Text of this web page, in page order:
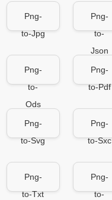
Png-
to-Jpg
Png-
to-
Json
Png-
to-
Ods
Png-
to-Pdf
Png-
to-Svg
Png-
to-Sxc
Png-
to-Txt
Png-
to-